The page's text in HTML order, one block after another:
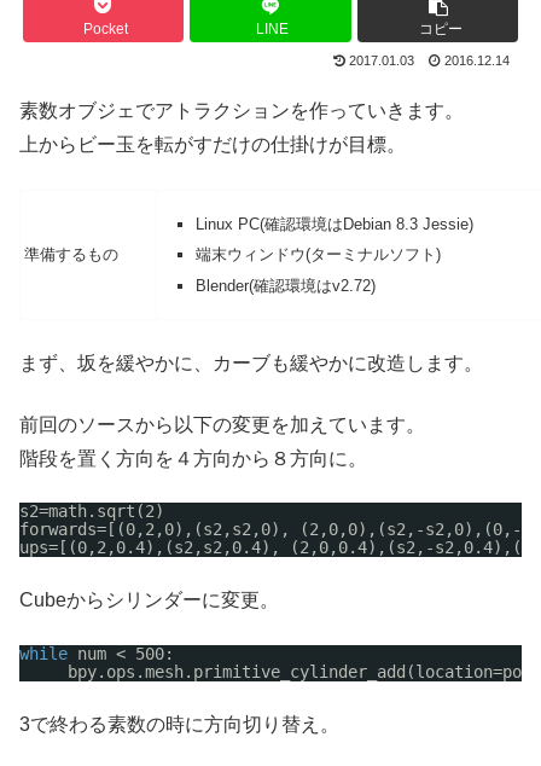
Pocket LINE コピー
2017.01.03 2016.12.14
素数オブジェでアトラクションを作っていきます。
上からビー玉を転がすだけの仕掛けが目標。
準備するもの
Linux PC(確認環境はDebian 8.3 Jessie)
端末ウィンドウ(ターミナルソフト)
Blender(確認環境はv2.72)
まず、坂を緩やかに、カーブも緩やかに改造します。
前回のソースから以下の変更を加えています。
階段を置く方向を４方向から８方向に。
s2=math.sqrt(2)
forwards=[(0,2,0),(s2,s2,0), (2,0,0),(s2,-s2,0),(0,-
ups=[(0,2,0.4),(s2,s2,0.4), (2,0,0.4),(s2,-
Cubeからシリンダーに変更。
while num < 500:
bpy.ops.mesh.primitive_cylinder_add(location=pos)
3で終わる素数の時に方向切り替え。